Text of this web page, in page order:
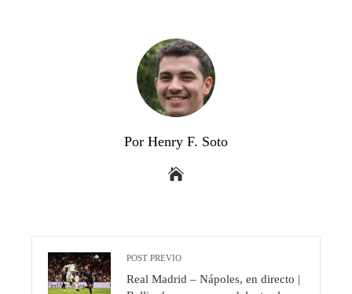
Por Henry F. Soto
POST PREVIO
Real Madrid – Nápoles, en directo |